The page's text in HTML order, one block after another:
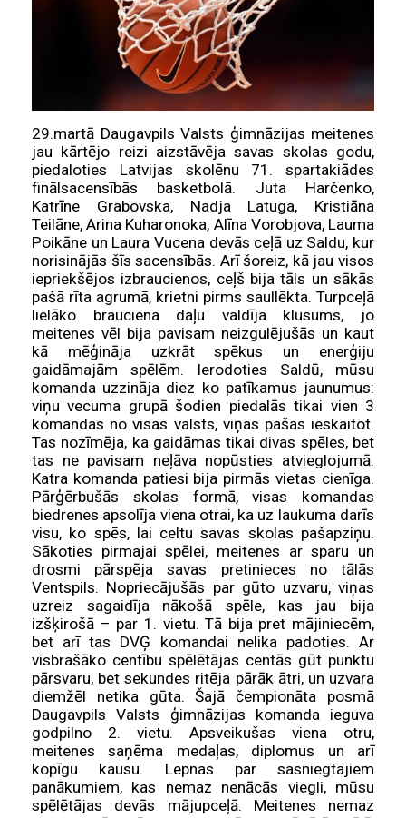
29.martā Daugavpils Valsts ģimnāzijas meitenes
jau kārtējo reizi aizstāvēja savas skolas godu,
piedaloties Latvijas skolēnu 71. spartakiādes
finālsacensībās basketbolā. Juta Harčenko,
Katrīne Grabovska, Nadja Latuga, Kristiāna
Teilāne, Arina Kuharonoka, Alīna Vorobjova, Lauma
Poikāne un Laura Vucena devās ceļā uz Saldu, kur
norisinājās šīs sacensībās. Arī šoreiz, kā jau visos
iepriekšējos izbraucienos, ceļš bija tāls un sākās
pašā rīta agrumā, krietni pirms saullēkta. Turpceļā
lielāko brauciena daļu valdīja klusums, jo
meitenes vēl bija pavisam neizgulējušās un kaut
kā mēģināja uzkrāt spēkus un enerģiju
gaidāmajām spēlēm. Ierodoties Saldū, mūsu
komanda uzzināja diez ko patīkamus jaunumus:
viņu vecuma grupā šodien piedalās tikai vien 3
komandas no visas valsts, viņas pašas ieskaitot.
Tas nozīmēja, ka gaidāmas tikai divas spēles, bet
tas ne pavisam neļāva nopūsties atvieglojumā.
Katra komanda patiesi bija pirmās vietas cienīga.
Pārģērbušās skolas formā, visas komandas
biedrenes apsolīja viena otrai, ka uz laukuma darīs
visu, ko spēs, lai celtu savas skolas pašapziņu.
Sākoties pirmajai spēlei, meitenes ar sparu un
drosmi pārspēja savas pretinieces no tālās
Ventspils. Nopriecājušās par gūto uzvaru, viņas
uzreiz sagaidīja nākošā spēle, kas jau bija
izšķirošā – par 1. vietu. Tā bija pret mājiniecēm,
bet arī tas DVĢ komandai nelika padoties. Ar
visbrašāko centību spēlētājas centās gūt punktu
pārsvaru, bet sekundes ritēja pārāk ātri, un uzvara
diemžēl netika gūta. Šajā čempionāta posmā
Daugavpils Valsts ģimnāzijas komanda ieguva
godpilno 2. vietu. Apsveikušas viena otru,
meitenes saņēma medaļas, diplomus un arī
kopīgu kausu. Lepnas par sasniegtajiem
panākumiem, kas nemaz nenācās viegli, mūsu
spēlētājas devās mājupceļā. Meitenes nemaz